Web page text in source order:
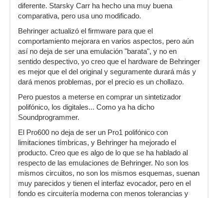
diferente. Starsky Carr ha hecho una muy buena
comparativa, pero usa uno modificado.
Behringer actualizó el firmware para que el
comportamiento mejorara en varios aspectos, pero aún
así no deja de ser una emulación "barata", y no en
sentido despectivo, yo creo que el hardware de Behringer
es mejor que el del original y seguramente durará más y
dará menos problemas, por el precio es un chollazo.
Pero puestos a meterse en comprar un sintetizador
polifónico, los digitales... Como ya ha dicho
Soundprogrammer.
El Pro600 no deja de ser un Pro1 polifónico con
limitaciones tímbricas, y Behringer ha mejorado el
producto. Creo que es algo de lo que se ha hablado al
respecto de las emulaciones de Behringer. No son los
mismos circuitos, no son los mismos esquemas, suenan
muy parecidos y tienen el interfaz evocador, pero en el
fondo es circuitería moderna con menos tolerancias y